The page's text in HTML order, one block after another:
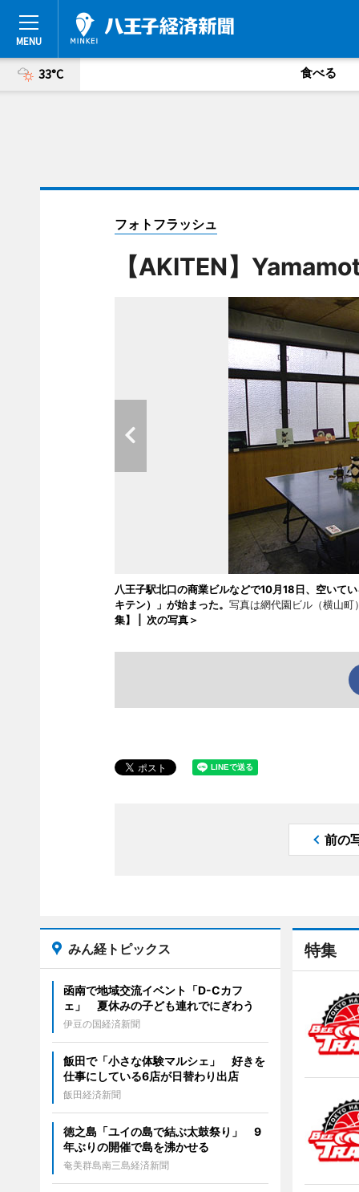
33°C 食べる
フォトフラッシュ
【AKITEN】
八王子駅北口の商業ビルなどで10月18日、空いて
キテン）」が始まった。 写真は網代園ビル（横山
集】
次の写真＞
前の
特集
みん経トピックス
函南で地域交流イベント「D-Cカフ
ェ」 夏休みの子ども連れでにぎわう
伊豆の国経済新聞
飯田で「小さな体験マルシェ」 好きを
仕事にしている6店が日替わり出店
飯田経済新聞
徳之島「ユイの島で結ぶ太鼓祭り」 9
年ぶりの開催で島を沸かせる
奄美群島南三島経済新聞